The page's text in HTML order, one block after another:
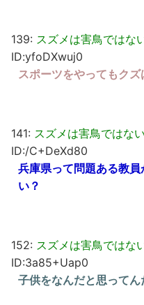
139: スズメは害鳥ではな
ID:yfoDXwuj0
スポーツをやってもクズ
141: スズメは害鳥ではな
ID:/C+DeXd80
兵庫県って問題ある教
い？
152: スズメは害鳥ではな
ID:3a85+Uap0
子供をなんだと思ってん